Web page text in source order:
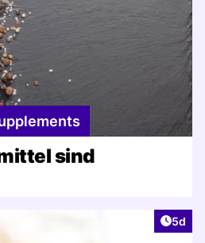
sind
5d